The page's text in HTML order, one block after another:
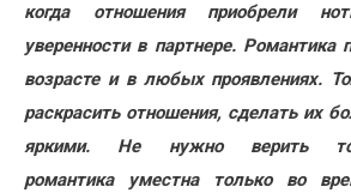
Недвижимость
когда отношения приобрели
уверенности в партнере.
возрасте и в любых проявлениях.
раскрасить отношения, сделать их
яркими. Не нужно верить
романтика уместна только во